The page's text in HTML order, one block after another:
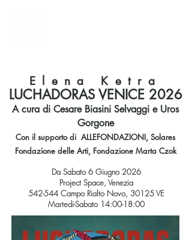
Elena Ketra
LUCHADORAS VENICE 2026
A cura di Cesare Biasini Selvaggi e Uros
Gorgone
Con il supporto di ALLEFONDAZIONI, Solares
Fondazione delle Arti, Fondazione Marta Czok
Da Sabato 6 Giugno 2026
Project Space, Venezia
542-544 Campo Rialto Novo, 30125 VE
Martedi-Sabato 14:00-18:00